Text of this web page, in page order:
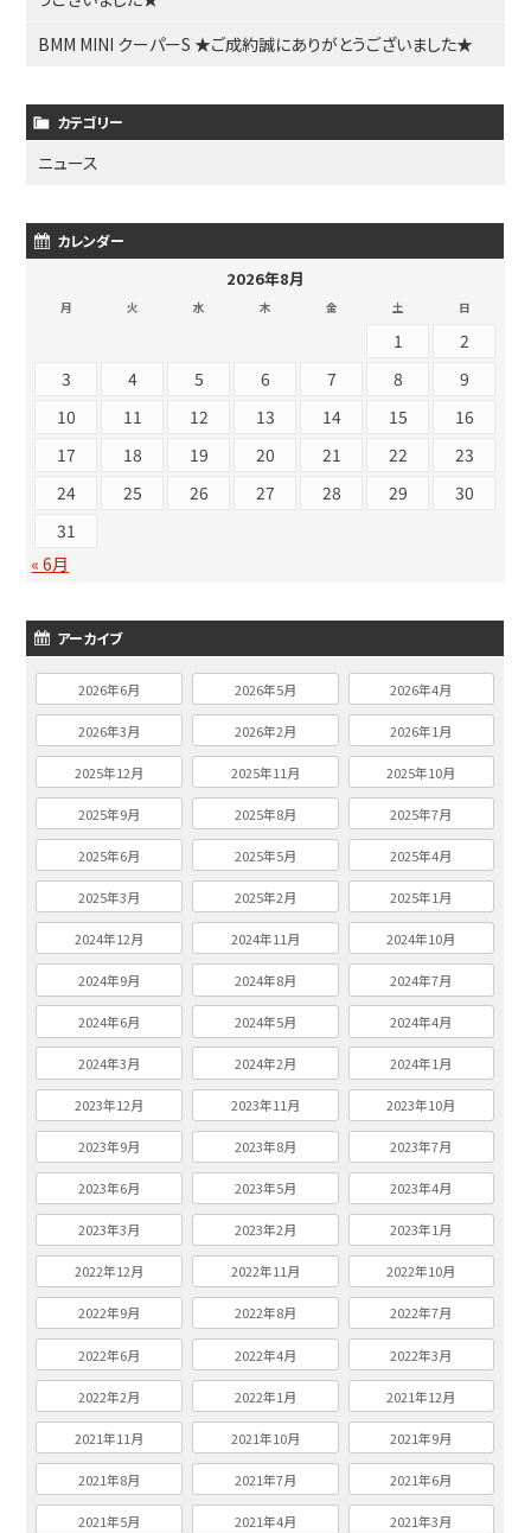
BMM MINI クーパーS ★ご成約誠にありがとうございました★
カテゴリー
ニュース
カレンダー
2026年8月
月 火 水 木 金 土 日
1
2
3
4 5 6 7 8
9
10
11 12 13 14 15
16
17
18 19 20 21 22
23
24
25 26 27 28 29
30
31
« 6月
アーカイブ
2026年6月 2026年5月 2026年4月
2026年3月 2026年2月 2026年1月
2025年12月 2025年11月 2025年10月
2025年9月 2025年8月 2025年7月
2025年6月 2025年5月 2025年4月
2025年3月 2025年2月 2025年1月
2024年12月 2024年11月 2024年10月
2024年9月 2024年8月 2024年7月
2024年6月 2024年5月 2024年4月
2024年3月 2024年2月 2024年1月
2023年12月 2023年11月 2023年10月
2023年9月 2023年8月 2023年7月
2023年6月 2023年5月 2023年4月
2023年3月 2023年2月 2023年1月
2022年12月 2022年11月 2022年10月
2022年9月 2022年8月 2022年7月
2022年6月 2022年4月 2022年3月
2022年2月 2022年1月 2021年12月
2021年11月 2021年10月 2021年9月
2021年8月 2021年7月 2021年6月
2021年5月 2021年4月 2021年3月